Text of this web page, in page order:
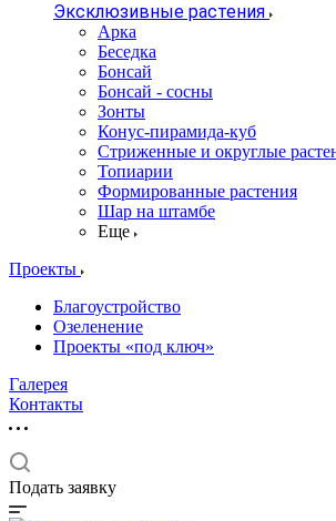
Эксклюзивные растения
Арка
Беседка
Бонсай
Бонсай - сосны
Зонты
Конус-пирамида-куб
Стриженные и округлые
Топиарии
Формированные растения
Шар на штамбе
Еще
Проекты
Благоустройство
Озеленение
Проекты «под ключ»
Галерея
Контакты
Подать заявку